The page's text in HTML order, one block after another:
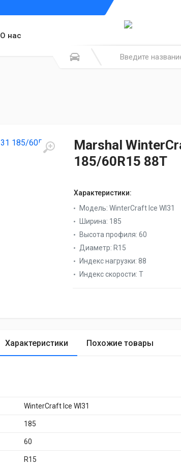
О нас
Marshal
185/60R15 88T
Характеристики:
Модель: WinterCraft Ice WI31
Ширина: 185
Высота профиля: 60
Диаметр: R15
Индекс нагрузки: 88
Индекс скорости: T
Характеристики Похожие товары
WinterCraft Ice WI31
185
60
R15